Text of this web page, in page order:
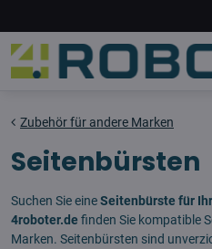
Zubehör für andere Marken
Seitenbürsten
Suchen Sie eineSeitenbürste für
4roboter.de finden Sie kompatible
Marken. Seitenbürsten sind